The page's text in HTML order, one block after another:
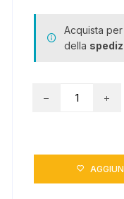
Acquista
della
Detergente
impure
Purifyng